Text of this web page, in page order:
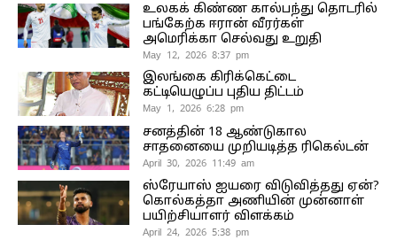
உலகக் கிண்ண கால்பந்து தொடரில்
பங்கேற்க ஈரான் வீரர்கள்
அமெரிக்கா செல்வது உறுதி
May 12, 2026 8:37 pm
இலங்கை கிரிக்கெட்டை
கட்டியெழுப்ப புதிய திட்டம்
May 1, 2026 6:28 pm
சனத்தின் 18 ஆண்டுகால
சாதனையை முறியடித்த ரிகெல்டன்
April 30, 2026 11:49 am
ஸ்ரேயாஸ் ஐயரை விடுவித்தது ஏன்?
கொல்கத்தா அணியின் முன்னாள்
பயிற்சியாளர் விளக்கம்
April 24, 2026 5:38 pm